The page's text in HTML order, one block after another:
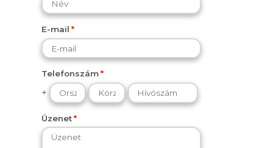
E-mail
Telefonszám
+
Üzenet